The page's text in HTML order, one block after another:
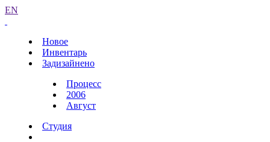
EN
Новое
Инвентарь
Задизайнено
Процесс
2006
Август
Студия